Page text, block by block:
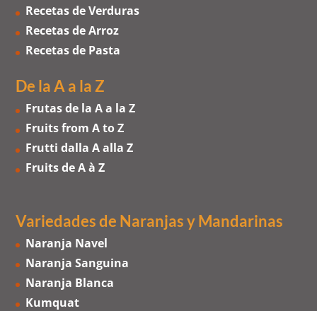
Recetas de Verduras
Recetas de Arroz
Recetas de Pasta
De la A a la Z
Frutas de la A a la Z
Fruits from A to Z
Frutti dalla A alla Z
Fruits de A à Z
Variedades de NaranjasyMandarinas
Naranja Navel
Naranja Sanguina
Naranja Blanca
Kumquat